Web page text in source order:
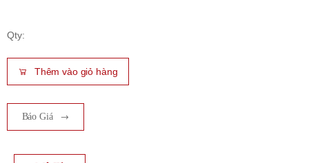
Qty:
Thêm vào giỏ hàng
Báo Giá